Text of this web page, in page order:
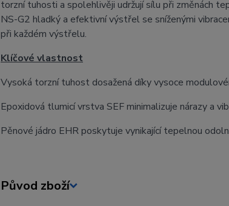
torzní tuhosti a spolehlivěji udržují sílu při změnách
NS-G2 hladký a efektivní výstřel se sníženými
při každém výstřelu.
Klíčové vlastnost
Vysoká torzní tuhost dosažená díky vysoce
Epoxidová tlumicí vrstva SEF minimalizuje nárazy a
Pěnové jádro EHR poskytuje vynikající tepelnou
Původ zboží